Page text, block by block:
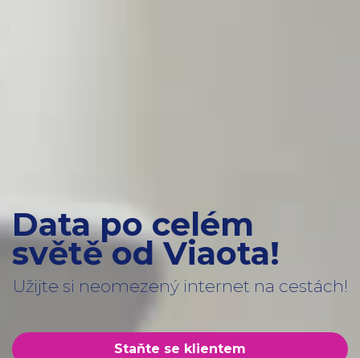
Data po celém
světě od Viaota!
Užijte si neomezený internet na cestách!
Staňte se klientem